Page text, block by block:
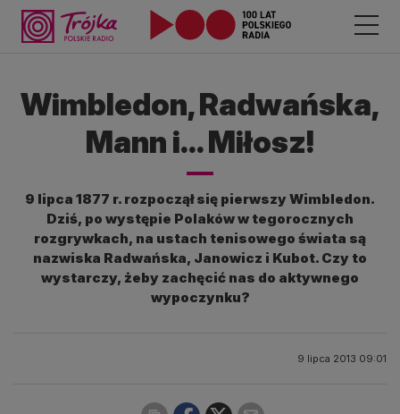
Wimbledon, Radwańska,
Mann i… Miłosz!
9 lipca 1877 r. rozpoczął się pierwszy Wimbledon.
Dziś, po występie Polaków w tegorocznych
rozgrywkach, na ustach tenisowego świata są
nazwiska Radwańska, Janowicz i Kubot. Czy to
wystarczy, żeby zachęcić nas do aktywnego
wypoczynku?
9 lipca 2013 09:01